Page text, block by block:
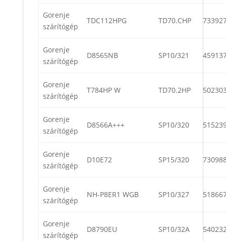
Gorenje
szárítógép
TDC112HPG TD70.CHP
Gorenje
szárítógép
D8565NB SP10/321
Gorenje
szárítógép
T784HP W TD70.2HP
Gorenje
szárítógép
D8566A+++ SP10/320
Gorenje
szárítógép
D10E72 SP15/320
Gorenje
szárítógép
NH-P8ER1 WGB SP10/327
Gorenje
szárítógép
D8790EU SP10/32A